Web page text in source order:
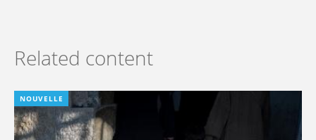
Related content
NOUVELLE